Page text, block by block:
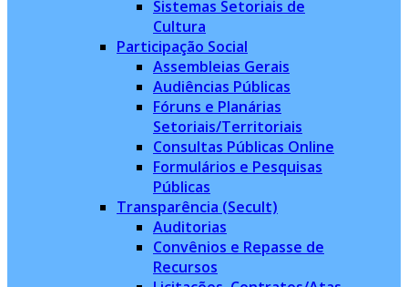
Sistemas Setoriais de
Cultura
Participação Social
Assembleias Gerais
Audiências Públicas
Fóruns e Planárias
Setoriais/Territoriais
Consultas Públicas Online
Formulários e Pesquisas
Públicas
Transparência (Secult)
Auditorias
Convênios e Repasse de
Recursos